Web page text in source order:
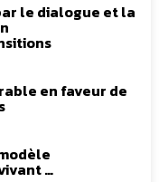
le dialogue et la
en faveur de
…